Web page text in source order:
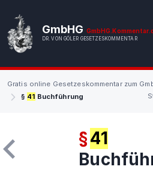
GmbHG
DR. VON GÖLER GESETZESKOMMENTAR
Gratis online Gesetzeskommentar zum
§ 41 Buchführung
§41